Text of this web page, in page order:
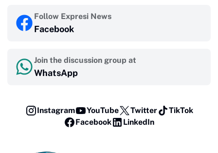
Follow Expresi News
Facebook
Join the discussion group at
WhatsApp
Instagram YouTube Twitter
TikTok
Facebook
LinkedIn